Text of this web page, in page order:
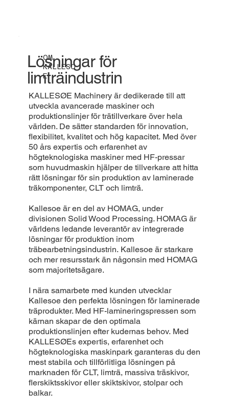
OM
KALLESO
E
Lösningar för
limträindustrin
KALLESØE Machinery är dedikerade till att
utveckla avancerade maskiner och
produktionslinjer för trätillverkare över hela
världen. De sätter standarden för innovation,
flexibilitet, kvalitet och hög kapacitet. Med över
50 års expertis och erfarenhet av
högteknologiska maskiner med HF-pressar
som huvudmaskin hjälper de tillverkare att hitta
rätt lösningar för sin produktion av laminerade
träkomponenter, CLT och limträ.
Kallesoe är en del av HOMAG, under
divisionen Solid Wood Processing. HOMAG är
världens ledande leverantör av integrerade
lösningar för produktion inom
träbearbetningsindustrin. Kallesoe är starkare
och mer resursstark än någonsin med HOMAG
som majoritetsägare.
I nära samarbete med kunden utvecklar
Kallesoe den perfekta lösningen för laminerade
träprodukter. Med HF-lamineringspressen som
kärnan skapar de den optimala
produktionslinjen efter kudernas behov. Med
KALLESØEs expertis, erfarenhet och
högteknologiska maskinpark garanteras du den
mest stabila och tillförlitliga lösningen på
marknaden för CLT, limträ, massiva träskivor,
flerskiktsskivor eller skiktskivor, stolpar och
balkar.